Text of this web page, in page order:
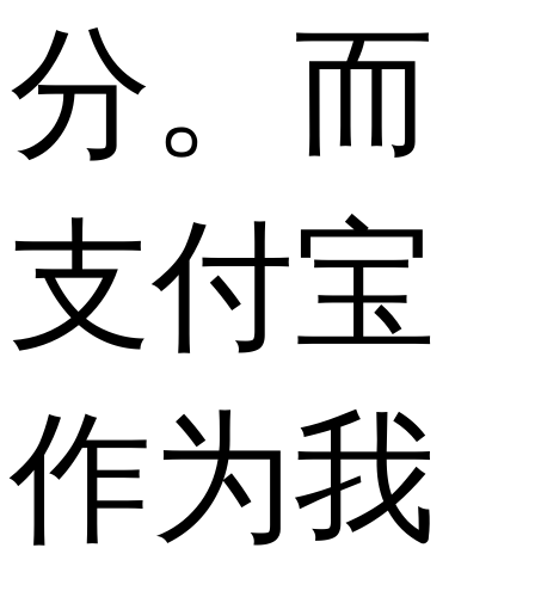
分。而
支付宝
作为我